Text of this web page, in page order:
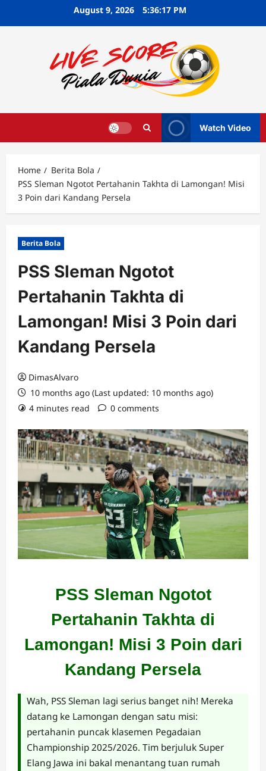
August 9, 2026 5:36:18 PM
Watch Video
Home
Berita Bola
PSS Sleman Ngotot Pertahanin Takhta di Lamongan! Misi
3 Poin dari Kandang Persela
Berita Bola
PSS Sleman Ngotot
Pertahanin Takhta di
Lamongan! Misi 3 Poin dari
Kandang Persela
DimasAlvaro
10 months ago (Last updated: 10 months ago)
4 minutes read
0 comments
PSS Sleman Ngotot
Pertahanin Takhta di
Lamongan! Misi 3 Poin dari
Kandang Persela
Wah, PSS Sleman lagi serius banget nih! Mereka
datang ke Lamongan dengan satu misi:
pertahanin puncak klasemen Pegadaian
Championship 2025/2026. Tim berjuluk Super
Elang Jawa ini bakal menantang tuan rumah